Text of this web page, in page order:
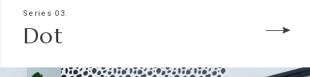
Series 03.
Dot